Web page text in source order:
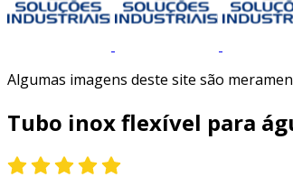
Algumas imagens deste site são
Tubo inox flexível para